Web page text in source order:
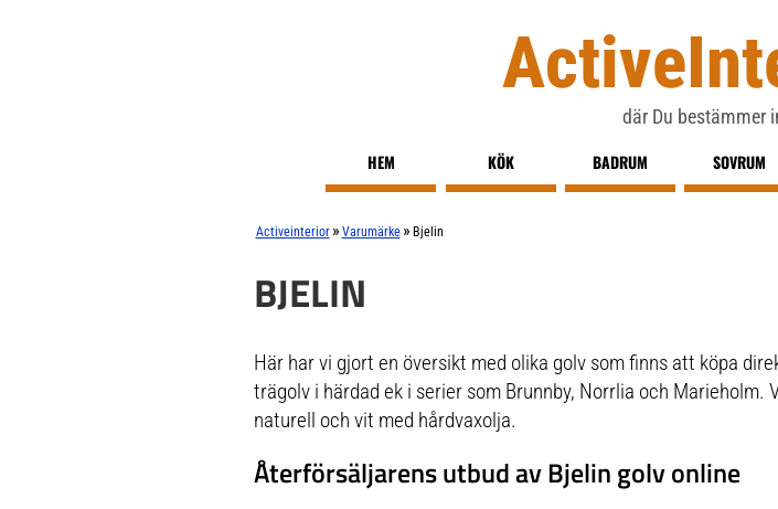
där Du bestämmer
HEM KÖK BADRUM SOVRUM
Activeinterior » Varumärke » Bjelin
BJELIN
Här har vi gjort en översikt med olika golv som finns att köpa
trägolv i härdad ek i serier som Brunnby, Norrlia och
naturell och vit med hårdvaxolja.
Återförsäljarens utbud av Bjelin golv online